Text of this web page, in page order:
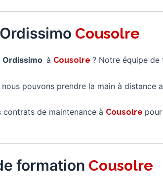
Cousolre
Ordissimo à Cousolre ? Notre équipe
pouvons prendre la main à distance
contrats de maintenance à Cousolre
formation Cousolre